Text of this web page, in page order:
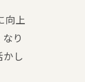
向上
り
し